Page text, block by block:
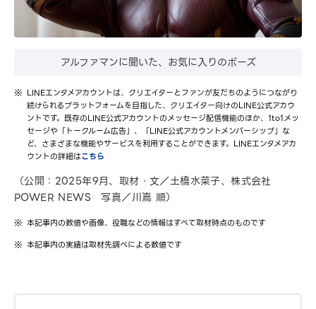
アルファマンに聞いた、お気に入りのポーズ
LINEエンタメアカウントは、クリエイターとファンが友だちのようにつながり
続けられるプラットフォームを目指した、クリエイター向けのLINE公式アカウ
ントです。既存のLINE公式アカウントのメッセージ配信機能のほか、1to1メッ
セージや「トークルーム広告」、「LINE公式アカウントメンバーシップ」な
ど、さまざまな機能やサービスを利用することができます。LINEエンタメアカ
ウントの詳細はこちら
（公開：2025年9月、取材・文／土橋水菜子、株式会社
POWER NEWS 写真／川嶌 順）
本記事内の数値や画像、役職などの情報はすべて取材時点のものです
本記事内の実績は取材先調べによる数値です